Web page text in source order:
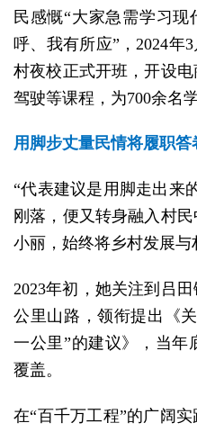
民感慨“大家急需学习现
呼、我有所应”，2024年
村夜校正式开班，开设
驾驶等课程，为700余名
用脚步丈量民情将履职
“代表建议是用脚走出来
刚落，便又转身融入村
小丽，始终将乡村发展与
2023年初，她关注到吕
公里山路，领衔提出《
一公里”的建议》，当年
覆盖。
在“百千万工程”的广阔